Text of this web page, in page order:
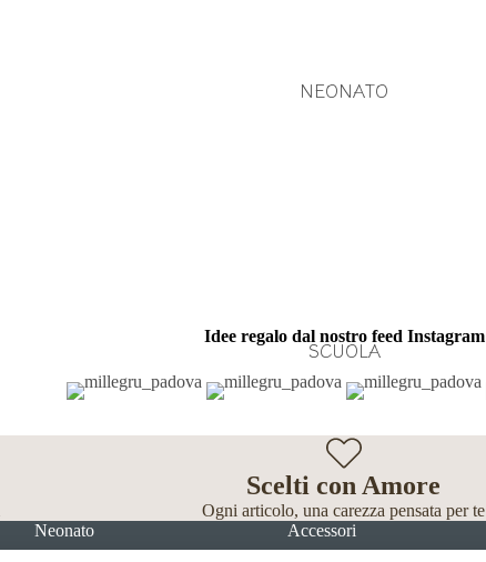
NEONATO
SCUOLA
Idee regalo dal nostro feed Instagram
Scelti con Amore
Ogni articolo, una carezza pensata per te
Neonato Accessori